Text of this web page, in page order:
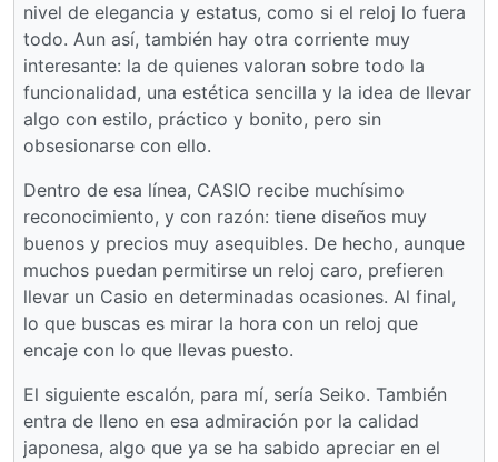
nivel de elegancia y estatus, como si el reloj lo fuera
todo. Aun así, también hay otra corriente muy
interesante: la de quienes valoran sobre todo la
funcionalidad, una estética sencilla y la idea de llevar
algo con estilo, práctico y bonito, pero sin
obsesionarse con ello.
Dentro de esa línea, CASIO recibe muchísimo
reconocimiento, y con razón: tiene diseños muy
buenos y precios muy asequibles. De hecho, aunque
muchos puedan permitirse un reloj caro, prefieren
llevar un Casio en determinadas ocasiones. Al final,
lo que buscas es mirar la hora con un reloj que
encaje con lo que llevas puesto.
El siguiente escalón, para mí, sería Seiko. También
entra de lleno en esa admiración por la calidad
japonesa, algo que ya se ha sabido apreciar en el